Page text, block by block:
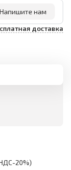
Напишите нам
доставка
20%)